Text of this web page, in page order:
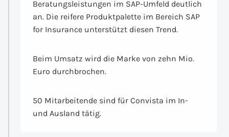
Beratungsleistungen im SAP-Umfeld deutlich
an. Die reifere Produktpalette im Bereich SAP
for Insurance unterstützt diesen Trend.
Beim Umsatz wird die Marke von zehn Mio.
Euro durchbrochen.
50 Mitarbeitende sind für Convista im In-
und Ausland tätig.